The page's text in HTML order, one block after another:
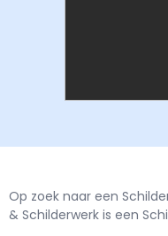
Op zoek naar een
& Schilderwerk is een